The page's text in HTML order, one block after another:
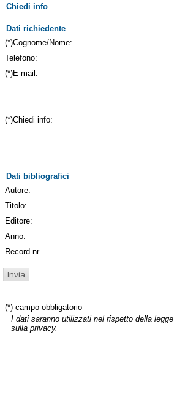
Chiedi info
Dati richiedente
(*)Cognome/Nome:
Telefono:
(*)E-mail:
(*)Chiedi info:
Dati bibliografici
Autore:
Titolo:
Editore:
Anno:
Record nr.
(*) campo obbligatorio
I dati saranno utilizzati nel rispetto della legge
sulla privacy.